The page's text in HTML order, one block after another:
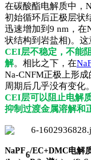
在碳酸酯电解质中，
初始循环后正极层状
迅速增加到9 nm，在
状结构到岩盐相)。这
CEI层不稳定，不能
解。相比之下，在
Na-CNFM正极上形成
周期后几乎没有变化
CEI层可以阻止电解
抑制过渡金属溶解和
NaPF6/EC+DMC电解